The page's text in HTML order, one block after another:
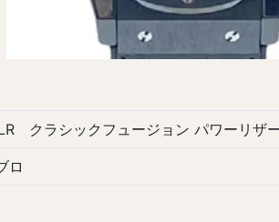
クラシックフュージョン パワーリ
ロ